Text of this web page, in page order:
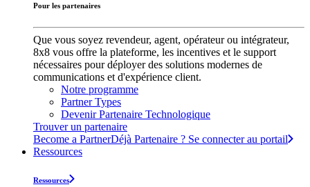
Pour les partenaires
Que vous soyez revendeur, agent, opérateur ou intégrateur,
8x8 vous offre la plateforme, les incentives et le support
nécessaires pour déployer des solutions modernes de
communications et d'expérience client.
Notre programme
Partner Types
Devenir Partenaire Technologique
Trouver un partenaire
Become a PartnerDéjà Partenaire ? Se connecter au portail
Ressources
Ressources